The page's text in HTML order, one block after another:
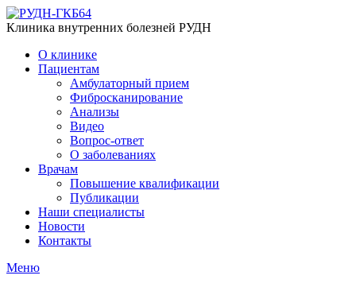
Клиника внутренних болезней РУДН
О клинике
Пациентам
Амбулаторный прием
Фибросканирование
Анализы
Видео
Вопрос-ответ
О заболеваниях
Врачам
Повышение квалификации
Публикации
Наши специалисты
Новости
Контакты
Меню